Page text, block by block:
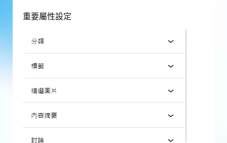
重要屬性設定